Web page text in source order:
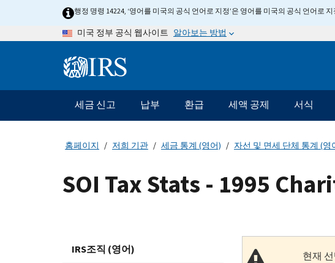
행정 명령 14224, ‘영어를 미국의 공식 언어로 지정’은 영어를 미국의 공식 언어로
미국 정부 공식 웹사이트 알아보는 방법
Information
메
인
네
게
이
세금 신고 납부 환급 세액 공제 서식
홈페이지 저희 기관 세금 통계 (영어) 자선 및 면세 단체 통계 (영
SOI Tax Stats - 1995
IRS조직 (영어)
현재